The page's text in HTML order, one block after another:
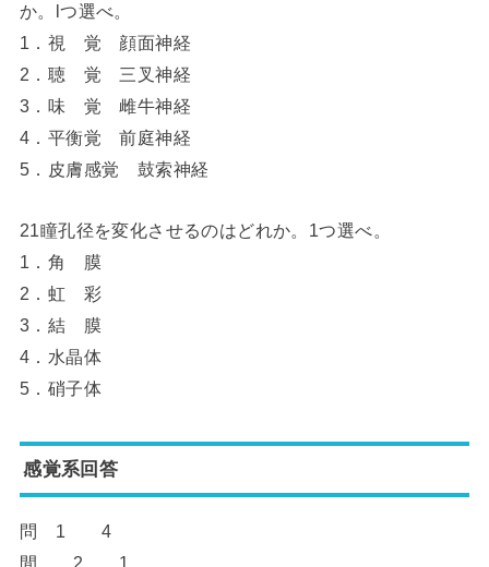
か。lつ選べ。
1．視 覚 顔面神経
2．聴 覚 三叉神経
3．味 覚 雌牛神経
4．平衡覚 前庭神経
5．皮膚感覚 鼓索神経
21瞳孔径を変化させるのはどれか。1つ選べ。
1．角 膜
2．虹 彩
3．結 膜
4．水晶体
5．硝子体
感覚系回答
問 1 4
間 2 1